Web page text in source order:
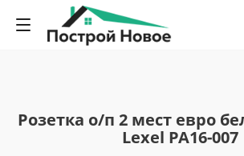
Розетка о/п 2 мест евро
Lexel РА16-007